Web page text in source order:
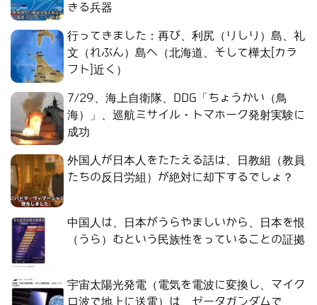
きる兵器
行ってきました：再び、利尻（りしり）島、礼
文（れぶん）島へ（北海道、そして樺太[カラ
フト]近く）
7/29、海上自衛隊、DDG「ちょうかい（鳥
海）」、巡航ミサイル・トマホーク発射実験に
成功
外国人が日本人をたたえる話は、日教組（教員
たちの反日労組）が絶対に却下するでしょ？
中国人は、日本がうらやましいから、日本を恨
（うら）むという民族性をっていることの証拠
宇宙太陽光発電（電気を電波に変換し、マイク
ロ波で地上に送電）は、ゼータガンダムで